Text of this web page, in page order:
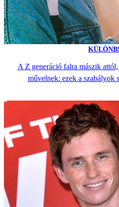
A Z generáció falra mászik
művelnek: ezek a szabályok